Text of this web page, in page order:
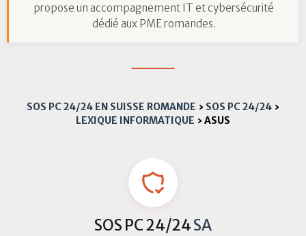
propose un accompagnement IT et cybersécurité
dédié aux PME romandes.
SOS PC 24/24 EN SUISSE ROMANDE › SOS PC 24/24 ›
LEXIQUE INFORMATIQUE › ASUS
SOS PC 24/24SA